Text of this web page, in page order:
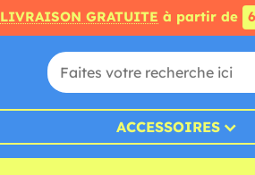
LIVRAISON GRATUITE à partir de
ACCESSOIRES